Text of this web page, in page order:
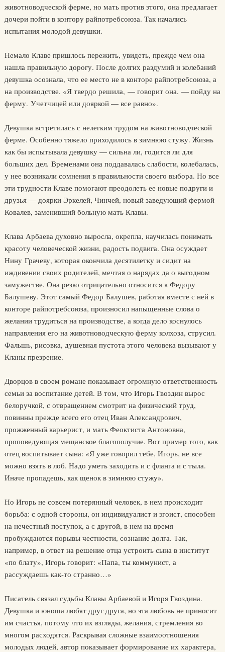
животноводческой ферме, но мать против этого, она предлагает
дочери пойти в контору райпотребсоюза. Так начались
испытания молодой девушки.
Немало Клаве пришлось пережить, увидеть, прежде чем она
нашла правильную дорогу. После долгих раздумий и колебаний
девушка осознала, что ее место не в конторе райпотребсоюза, а
на производстве. «Я твердо решила, — говорит она. — пойду на
ферму. Учетчицей или дояркой — все равно».
Девушка встретилась с нелегким трудом на животноводческой
ферме. Особенно тяжело приходилось в зимнюю стужу. Жизнь
как бы испытывала девушку — сильна ли, годится ли для
больших дел. Временами она поддавалась слабости, колебалась,
у нее возникали сомнения в правильности своего выбора. Но все
эти трудности Клаве помогают преодолеть ее новые подруги и
друзья — доярки Эркелей, Чинчей, новый заведующий фермой
Ковалев, заменивший больную мать Клавы.
Клава Арбаева духовно выросла, окрепла, научилась понимать
красоту человеческой жизни, радость подвига. Она осуждает
Нину Грачеву, которая окончила десятилетку и сидит на
иждивении своих родителей, мечтая о нарядах да о выгодном
замужестве. Она резко отрицательно относится к Федору
Балушеву. Этот самый Федор Балушев, работая вместе с ней в
конторе райпотребсоюза, произносил напыщенные слова о
желании трудиться на производстве, а когда дело коснулось
направления его на животноводческую ферму колхоза, струсил.
Фальшь, рисовка, душевная пустота этого человека вызывают у
Кланы презрение.
Дворцов в своем романе показывает огромную ответственность
семьи за воспитание детей. В том, что Игорь Гвоздин вырос
белоручкой, с отвращением смотрит на физический труд,
повинны прежде всего его отец Иван Александрович,
прожженный карьерист, и мать Феоктиста Антоновна,
проповедующая мещанское благополучие. Вот пример того, как
отец воспитывает сына: «Я уже говорил тебе, Игорь, не все
можно взять в лоб. Надо уметь заходить и с фланга и с тыла.
Иначе пропадешь, как щенок в зимнюю стужу».
Но Игорь не совсем потерянный человек, в нем происходит
борьба: с одной стороны, он индивидуалист и эгоист, способен
на нечестный поступок, а с другой, в нем на время
пробуждаются порывы честности, сознание долга. Так,
например, в ответ на решение отца устроить сына в институт
«по блату», Игорь говорит: «Папа, ты коммунист, а
рассуждаешь как-то странно…»
Писатель связал судьбы Клавы Арбаевой и Игоря Гвоздина.
Девушка и юноша любят друг друга, но эта любовь не приносит
им счастья, потому что их взгляды, желания, стремления во
многом расходятся. Раскрывая сложные взаимоотношения
молодых людей, автор показывает формирование их характера,